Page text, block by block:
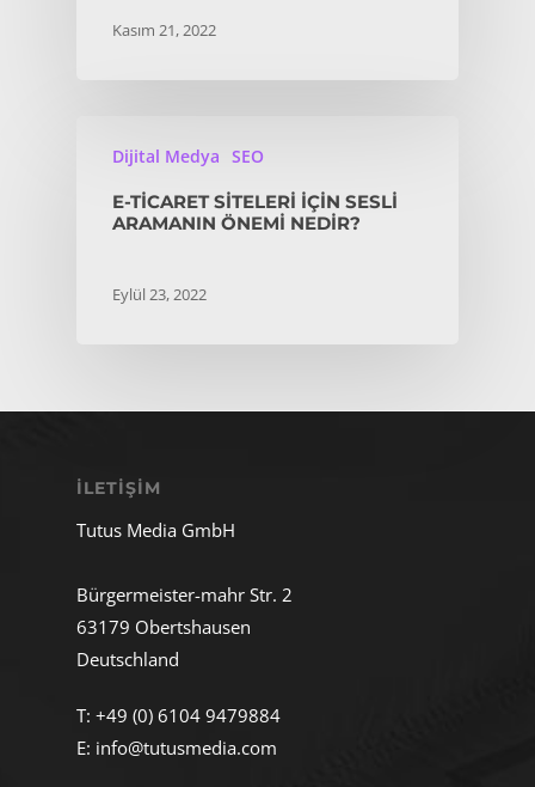
Kasım 21, 2022
Dijital Medya SEO
E-TICARET SITELERI IÇIN SESLI
ARAMANIN ÖNEMI NEDIR?
Eylül 23, 2022
İLETIŞIM
Tutus Media GmbH
Bürgermeister-mahr Str. 2
63179 Obertshausen
Deutschland
T: +49 (0) 6104 9479884
E: info@tutusmedia.com